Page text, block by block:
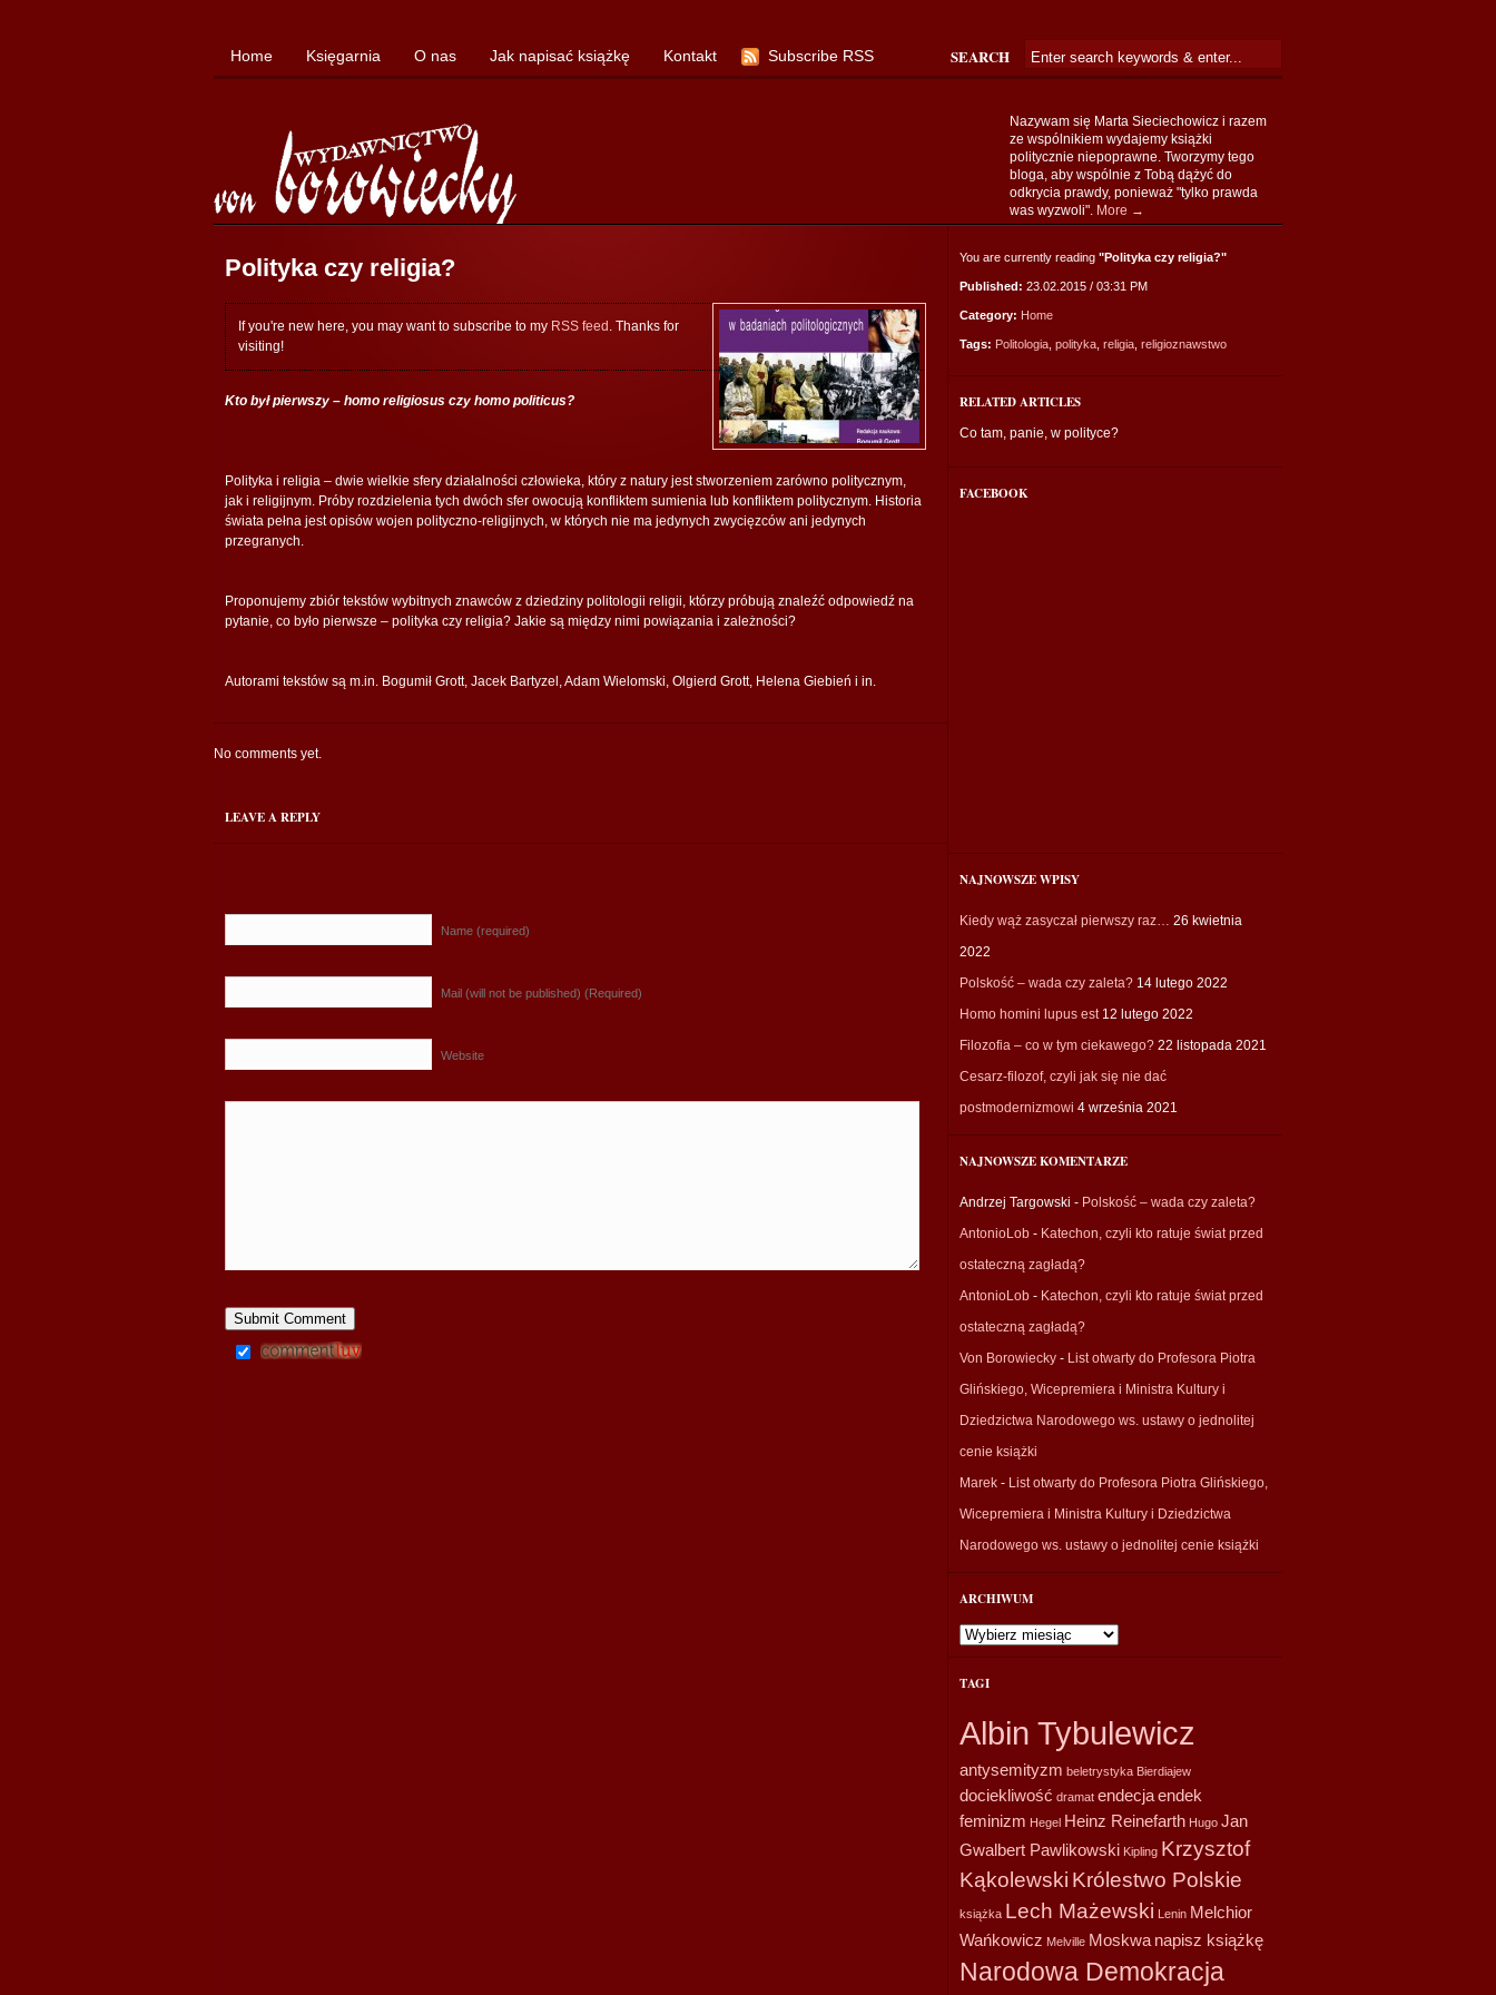
Home Księgarnia O nas Jak napisać książkę Kontakt Subscribe RSS SEARCH
Nazywam się Marta Sieciechowicz i razem
ze wspólnikiem wydajemy książki
politycznie niepoprawne. Tworzymy tego
bloga, aby wspólnie z Tobą dążyć do
odkrycia prawdy, ponieważ "tylko prawda
was wyzwoli". More →
Polityka czy religia?
If you're new here, you may want to subscribe to my RSS feed . Thanks for
visiting!
Kto był pierwszy – homo religiosus czy homo politicus?
Polityka i religia – dwie wielkie sfery działalności człowieka, który z natury jest stworzeniem zarówno politycznym,
jak i religijnym. Próby rozdzielenia tych dwóch sfer owocują konfliktem sumienia lub konfliktem politycznym. Historia
świata pełna jest opisów wojen polityczno-religijnych, w których nie ma jedynych zwycięzców ani jedynych
przegranych.
Proponujemy zbiór tekstów wybitnych znawców z dziedziny politologii religii, którzy próbują znaleźć odpowiedź na
pytanie, co było pierwsze – polityka czy religia? Jakie są między nimi powiązania i zależności?
Autorami tekstów są m.in. Bogumił Grott, Jacek Bartyzel, Adam Wielomski, Olgierd Grott, Helena Giebień i in.
No comments yet.
LEAVE A REPLY
Name (required)
Mail (will not be published) (Required)
Website
You are currently reading "Polityka czy religia?"
Published: 23.02.2015 / 03:31 PM
Category: Home
Tags: Politologia polityka religia religioznawstwo
RELATED ARTICLES
Co tam, panie, w polityce?
FACEBOOK
NAJNOWSZE WPISY
Kiedy wąż zasyczał pierwszy raz… 26 kwietnia
2022
Polskość – wada czy zaleta? 14 lutego 2022
Homo homini lupus est 12 lutego 2022
Filozofia – co w tym ciekawego? 22 listopada 2021
Cesarz-filozof, czyli jak się nie dać
postmodernizmowi 4 września 2021
NAJNOWSZE KOMENTARZE
Andrzej Targowski - Polskość – wada czy zaleta?
AntonioLob - Katechon, czyli kto ratuje świat przed
ostateczną zagładą?
AntonioLob - Katechon, czyli kto ratuje świat przed
ostateczną zagładą?
Von Borowiecky - List otwarty do Profesora Piotra
Glińskiego, Wicepremiera i Ministra Kultury i
Dziedzictwa Narodowego ws. ustawy o jednolitej
cenie książki
Marek - List otwarty do Profesora Piotra Glińskiego,
Wicepremiera i Ministra Kultury i Dziedzictwa
Narodowego ws. ustawy o jednolitej cenie książki
ARCHIWUM
Archiwum
TAGI
Albin Tybulewicz
antysemityzm beletrystyka Bierdiajew
dociekliwość dramat endecjaendek
feminizm Hegel Heinz Reinefarth Hugo Jan
Gwalbert Pawlikowski Kipling Krzysztof
Kąkolewski Królestwo Polskie
książka Lech Mażewski Lenin Melchior
Wańkowicz Melville Moskwa napisz książkę
Narodowa Demokracja